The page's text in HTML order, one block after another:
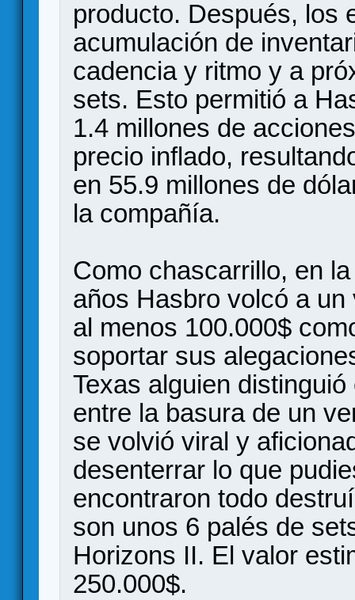
producto. Después, los
acumulación de
cadencia y ritmo y a
sets. Esto permitió a
1.4 millones de
precio inflado,
en 55.9 millones de
la compañía.
Como chascarrillo, en
años Hasbro volcó a
al menos 100.000$
soportar sus
Texas alguien
entre la basura de un
se volvió viral y
desenterrar lo que
encontraron todo
son unos 6 palés de
Horizons II. El valor
250.000$.